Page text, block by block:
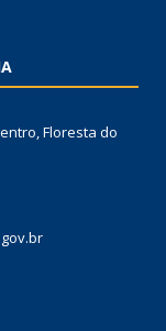
Floresta do